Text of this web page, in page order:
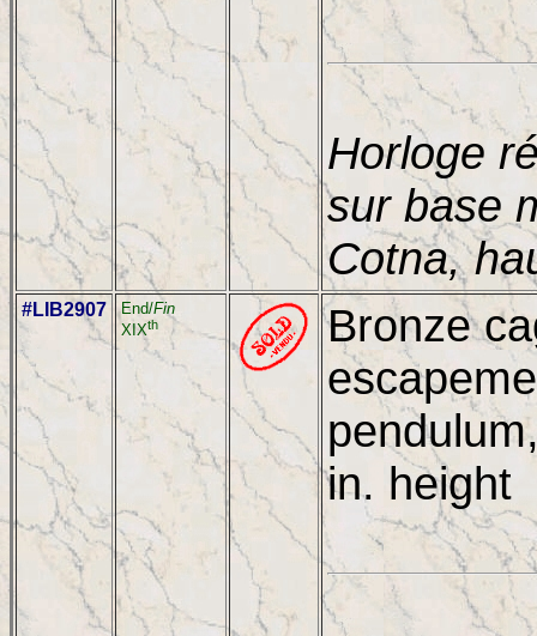
Horloge
sur base
Cotna,
#LIB2907 End/Fin
XIXth
Bronze
in. height